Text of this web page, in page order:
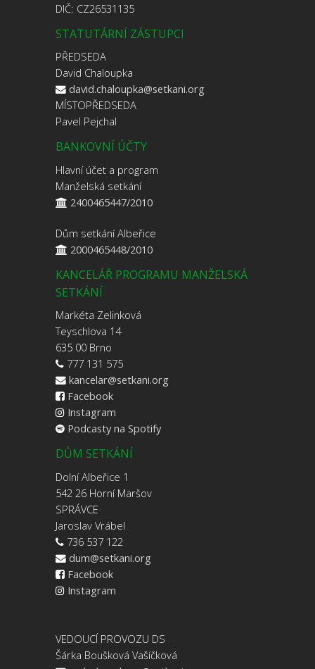
DIČ: CZ26531135
STATUTÁRNÍ ZÁSTUPCI
PŘEDSEDA
David Chaloupka
david.chaloupka@setkani.org
MÍSTOPŘEDSEDA
Pavel Pejchal
BANKOVNÍ ÚČTY
Hlavní účet a program
Manželská setkání
2400465447/2010
Dům setkání Albeřice
2000465448/2010
KANCELÁŘ PROGRAMU MANŽELSKÁ
SETKÁNÍ
Markéta Zelinková
Teyschlova 14
635 00 Brno
777 131 575
kancelar@setkani.org
Facebook
Instagram
Podcasty na Spotify
DŮM SETKÁNÍ
Dolní Albeřice 1
542 26 Horní Maršov
SPRÁVCE
Jaroslav Vrábel
736 537 122
dum@setkani.org
Facebook
Instagram
VEDOUCÍ PROVOZU DS
Šárka Boušková Vašíčková